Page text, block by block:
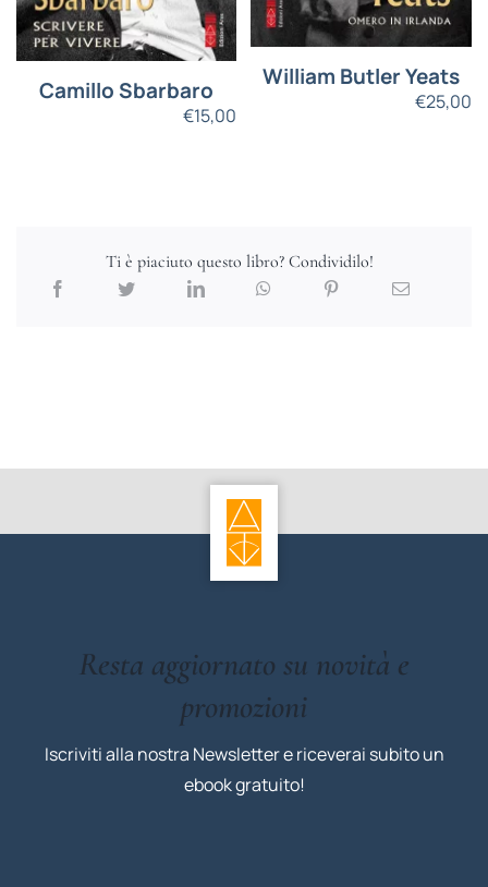
Camillo Sbarbaro
€15,00
William Butler Yeats
€25,00
Ti è piaciuto questo libro? Condividilo!
Resta aggiornato su novità e
promozioni
Iscriviti alla nostra Newsletter e riceverai subito un
ebook gratuito!